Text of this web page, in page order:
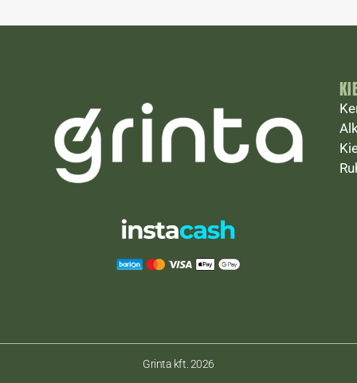
Grinta kft. 2026